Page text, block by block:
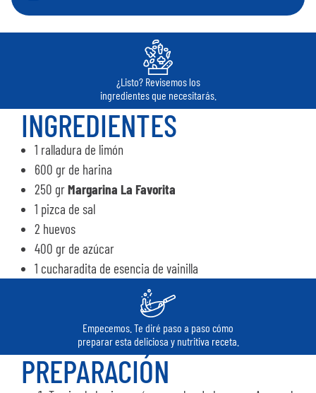
¿Listo? Revisemos los
ingredientes que necesitarás.
INGREDIENTES
1 ralladura de limón
600 gr de harina
250 grMargarina La Favorita
1 pizca de sal
2 huevos
400 gr de azúcar
1 cucharadita de esencia de vainilla
Empecemos. Te diré paso a paso cómo
preparar esta deliciosa y nutritiva receta.
PREPARACIÓN